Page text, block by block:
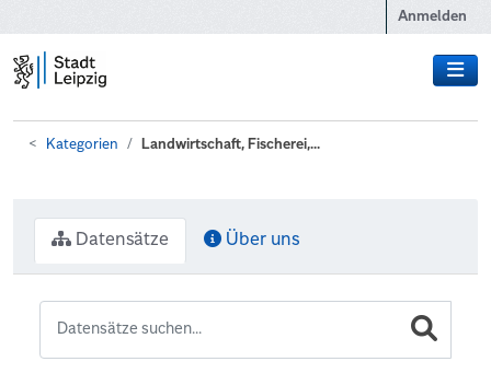
Anmelden
Kategorien Landwirtschaft, Fischerei,...
Datensätze Über uns